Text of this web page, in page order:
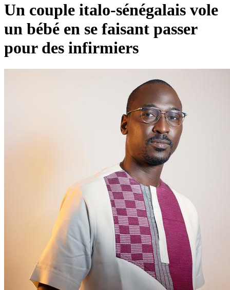
Un couple italo-sénégalais vole
un bébé en se faisant passer
pour des infirmiers